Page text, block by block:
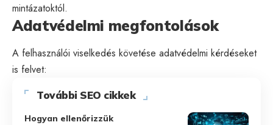
mintázatoktól.
Adatvédelmi megfontolások
A felhasználói viselkedés követése adatvédelmi kérdéseket
is felvet:
További SEO cikkek
Hogyan ellenőrizzük